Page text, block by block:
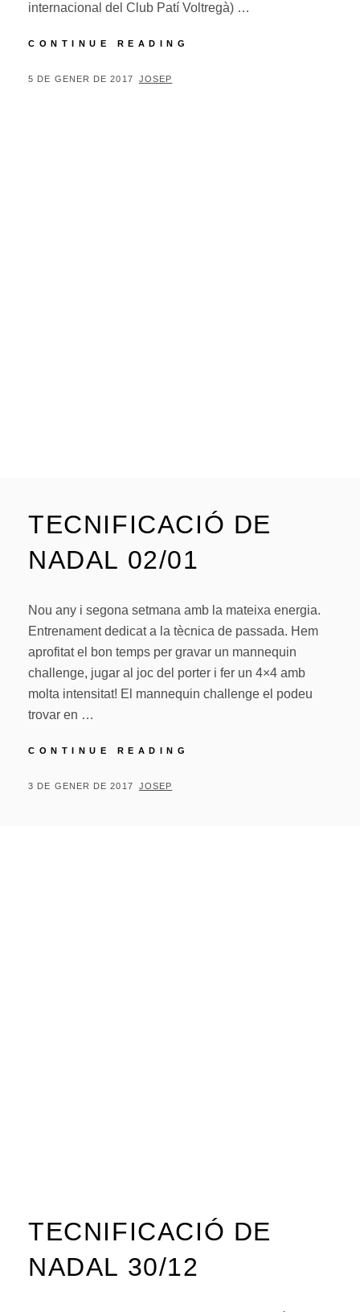
internacional del Club Patí Voltregà) …
CONTINUE READING
POSTED
5 DE GENER DE 2017 BY
JOSEP
TECNIFICACIÓ DE
NADAL 02/01
Nou any i segona setmana amb la mateixa energia.
Entrenament dedicat a la tècnica de passada. Hem
aprofitat el bon temps per gravar un mannequin
challenge, jugar al joc del porter i fer un 4×4 amb
molta intensitat! El mannequin challenge el podeu
trovar en …
CONTINUE READING
POSTED
3 DE GENER DE 2017 BY
JOSEP
TECNIFICACIÓ DE
NADAL 30/12